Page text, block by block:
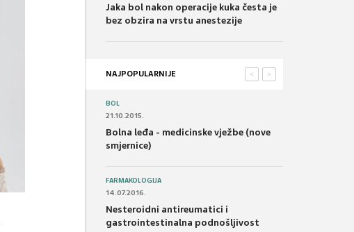
Jaka bol nakon operacije kuka česta je
bez obzira na vrstu anestezije
NAJPOPULARNIJE >
<
BOL
21.10.2015.
Bolna leđa - medicinske vježbe (nove
smjernice)
FARMAKOLOGIJA
14.07.2016.
Nesteroidni antireumatici i
gastrointestinalna podnošljivost